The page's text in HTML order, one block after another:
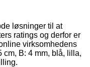
løsninger til at
ratings og derfor er
virksomhedens
cm, B: 4 mm, blå, lilla,